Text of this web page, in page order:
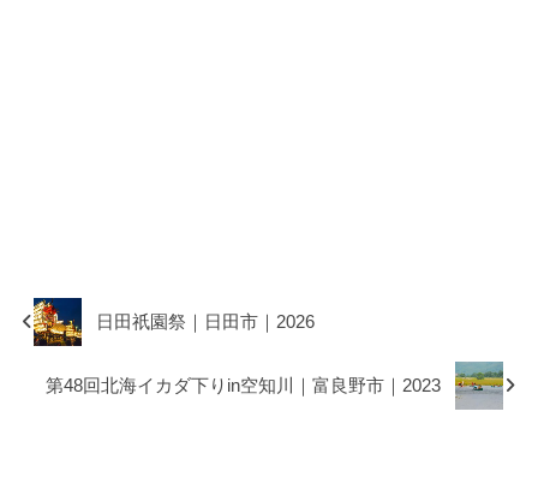
日田祇園祭｜日田市｜2026
第48回北海イカダ下りin空知川｜富良野市｜2023